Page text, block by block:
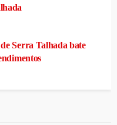
Serra Talhada bate